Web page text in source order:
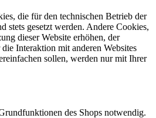
die für den technischen Betrieb der
stets gesetzt werden. Andere Cookies,
dieser Website erhöhen, der
Interaktion mit anderen Websites
sollen, werden nur mit Ihrer
des Shops notwendig.